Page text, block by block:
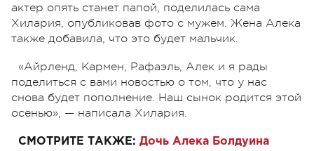
актер опять станет папой, поделилась сама
Хилария, опубликовав фото с мужем. Жена Алека
также добавила, что это будет мальчик.
«Айрленд, Кармен, Рафаэль, Алек и я рады
поделиться с вами новостью о том, что у нас
снова будет пополнение. Наш сынок родится этой
осенью», — написала Хилария.
СМОТРИТЕ ТАКЖЕ: Дочь Алека Болдуина